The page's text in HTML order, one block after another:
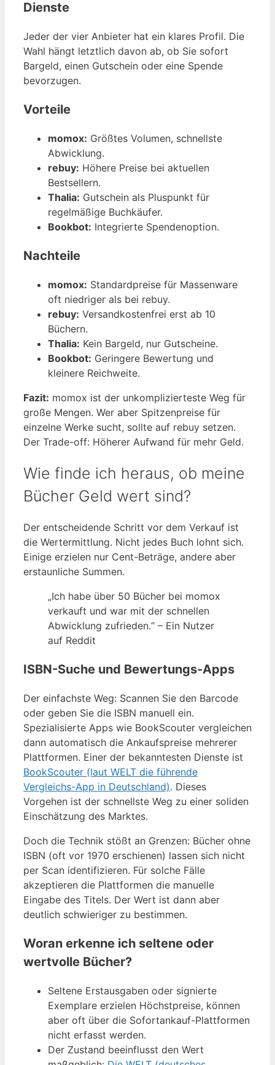
Dienste
Jeder der vier Anbieter hat ein klares Profil. Die
Wahl hängt letztlich davon ab, ob Sie sofort
Bargeld, einen Gutschein oder eine Spende
bevorzugen.
Vorteile
momox: Größtes Volumen, schnellste
Abwicklung.
rebuy: Höhere Preise bei aktuellen
Bestsellern.
Thalia: Gutschein als Pluspunkt für
regelmäßige Buchkäufer.
Bookbot: Integrierte Spendenoption.
Nachteile
momox: Standardpreise für Massenware
oft niedriger als bei rebuy.
rebuy: Versandkostenfrei erst ab 10
Büchern.
Thalia: Kein Bargeld, nur Gutscheine.
Bookbot: Geringere Bewertung und
kleinere Reichweite.
Fazit: momox ist der unkomplizierteste Weg für
große Mengen. Wer aber Spitzenpreise für
einzelne Werke sucht, sollte auf rebuy setzen.
Der Trade-off: Höherer Aufwand für mehr Geld.
Wie finde ich heraus, ob meine
Bücher Geld wert sind?
Der entscheidende Schritt vor dem Verkauf ist
die Wertermittlung. Nicht jedes Buch lohnt sich.
Einige erzielen nur Cent-Beträge, andere aber
erstaunliche Summen.
„Ich habe über 50 Bücher bei momox
verkauft und war mit der schnellen
Abwicklung zufrieden.“ – Ein Nutzer
auf Reddit
ISBN-Suche und Bewertungs-Apps
Der einfachste Weg: Scannen Sie den Barcode
oder geben Sie die ISBN manuell ein.
Spezialisierte Apps wie BookScouter vergleichen
dann automatisch die Ankaufspreise mehrerer
Plattformen. Einer der bekanntesten Dienste ist
BookScouter (laut WELT die führende
Vergleichs-App in Deutschland). Dieses
Vorgehen ist der schnellste Weg zu einer soliden
Einschätzung des Marktes.
Doch die Technik stößt an Grenzen: Bücher ohne
ISBN (oft vor 1970 erschienen) lassen sich nicht
per Scan identifizieren. Für solche Fälle
akzeptieren die Plattformen die manuelle
Eingabe des Titels. Der Wert ist dann aber
deutlich schwieriger zu bestimmen.
Woran erkenne ich seltene oder
wertvolle Bücher?
Seltene Erstausgaben oder signierte
Exemplare erzielen Höchstpreise, können
aber oft über die Sofortankauf-Plattformen
nicht erfasst werden.
Der Zustand beeinflusst den Wert